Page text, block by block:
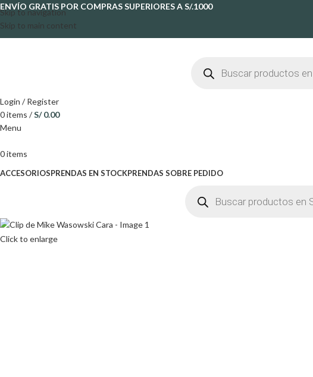
Skip to navigation
Skip to main content
ENVÍO GRATIS POR COMPRAS SUPERIORES A S/.1000
Login / Register
0items /S/0.00
Menu
0items
ACCESORIOSPRENDAS EN STOCKPRENDAS SOBRE PEDIDO
Click to enlarge